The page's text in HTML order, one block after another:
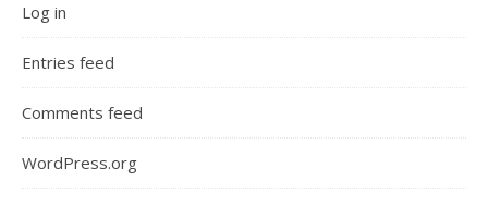
Log in
Entries feed
Comments feed
WordPress.org